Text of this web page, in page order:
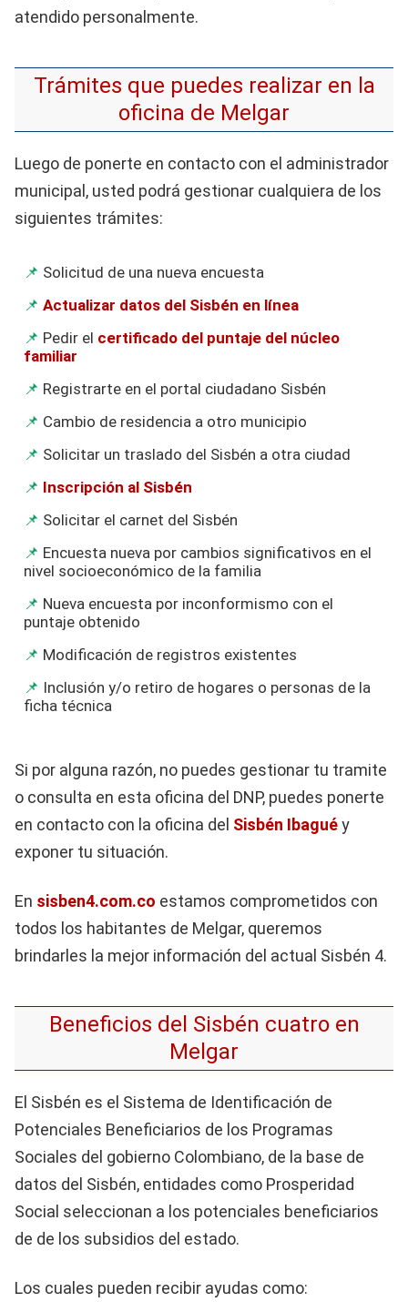
atendido personalmente.
Trámites que puedes realizar en la
oficina de Melgar
Luego de ponerte en contacto con el administrador
municipal, usted podrá gestionar cualquiera de los
siguientes trámites:
Solicitud de una nueva encuesta
Actualizar datos del Sisbén en línea
Pedir el certificado del puntaje del núcleo
familiar
Registrarte en el portal ciudadano Sisbén
Cambio de residencia a otro municipio
Solicitar un traslado del Sisbén a otra ciudad
Inscripción al Sisbén
Solicitar el carnet del Sisbén
Encuesta nueva por cambios significativos en el
nivel socioeconómico de la familia
Nueva encuesta por inconformismo con el
puntaje obtenido
Modificación de registros existentes
Inclusión y/o retiro de hogares o personas de la
ficha técnica
Si por alguna razón, no puedes gestionar tu tramite
o consulta en esta oficina del DNP, puedes ponerte
en contacto con la oficina del Sisbén Ibaguéy
exponer tu situación.
En sisben4.com.co estamos comprometidos con
todos los habitantes de Melgar, queremos
brindarles la mejor información del actual Sisbén 4.
Beneficios del Sisbén cuatro en
Melgar
El Sisbén es el Sistema de Identificación de
Potenciales Beneficiarios de los Programas
Sociales del gobierno Colombiano, de la base de
datos del Sisbén, entidades como Prosperidad
Social seleccionan a los potenciales beneficiarios
de de los subsidios del estado.
Los cuales pueden recibir ayudas como: